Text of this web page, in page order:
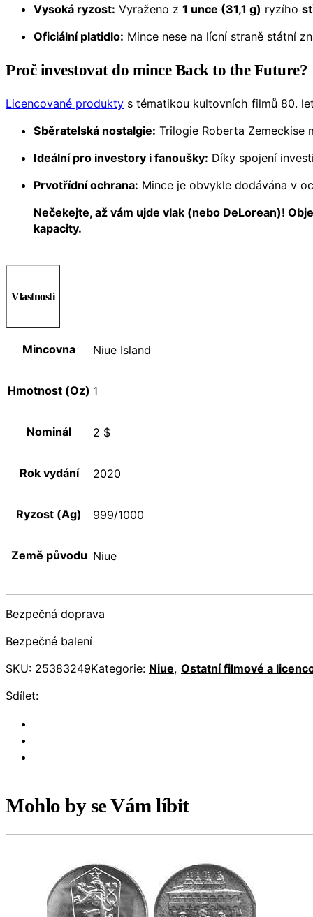
Vysoká ryzost: Vyraženo z 1 unce (31,1 g) ryzího
Oficiální platidlo: Mince nese na lícní straně státní
Proč investovat do mince Back to the Future?
Licencované produkty s tématikou kultovních filmů 80.
Sběratelská nostalgie: Trilogie Roberta Zemeckise
Ideální pro investory i fanoušky: Díky spojení
Prvotřídní ochrana: Mince je obvykle dodávána v
Nečekejte, až vám ujde vlak (nebo DeLorean)!
kapacity.
Vlastnosti
Mincovna Niue Island
Hmotnost (Oz) 1
Nominál 2 $
Rok vydání 2020
Ryzost (Ag) 999/1000
Země původu Niue
Bezpečná doprava
Bezpečné balení
SKU: 25383249Kategorie: Niue, Ostatní filmové a
Sdílet:
Mohlo by se Vám líbit